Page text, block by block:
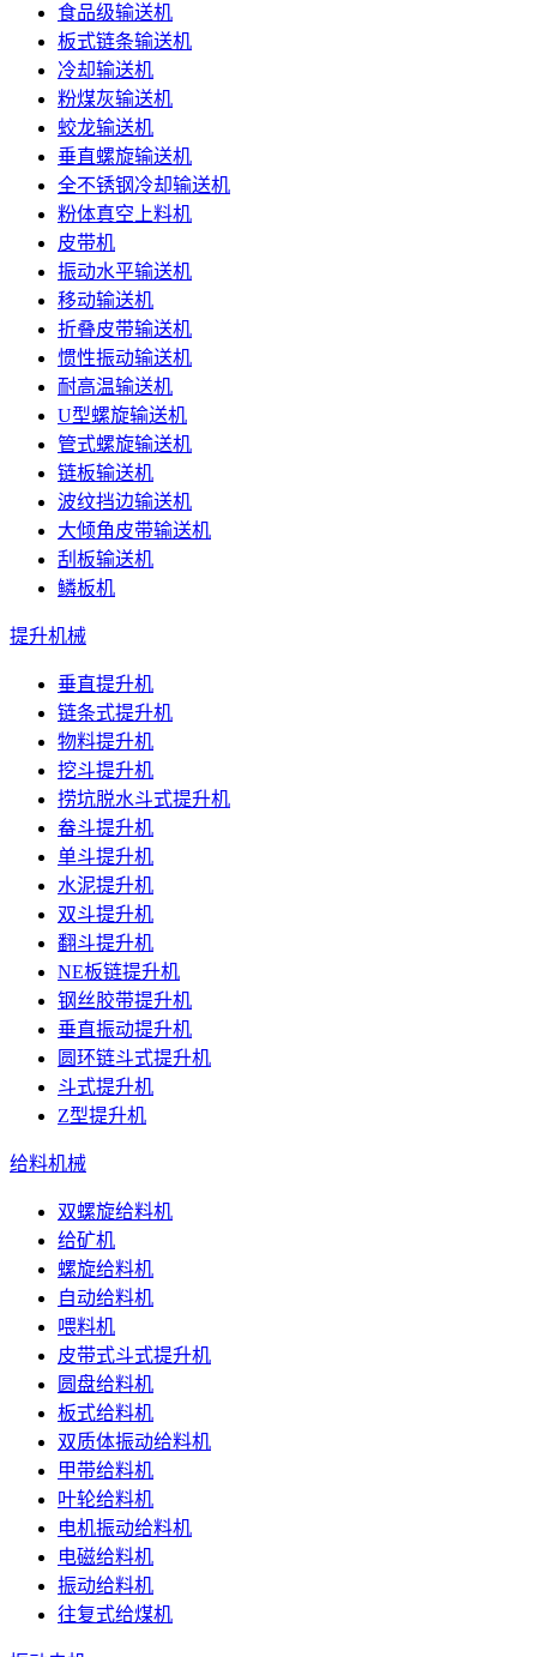
食品级输送机
板式链条输送机
冷却输送机
粉煤灰输送机
蛟龙输送机
垂直螺旋输送机
全不锈钢冷却输送机
粉体真空上料机
皮带机
振动水平输送机
移动输送机
折叠皮带输送机
惯性振动输送机
耐高温输送机
U型螺旋输送机
管式螺旋输送机
链板输送机
波纹挡边输送机
大倾角皮带输送机
刮板输送机
鳞板机
提升机械
垂直提升机
链条式提升机
物料提升机
挖斗提升机
捞坑脱水斗式提升机
畚斗提升机
单斗提升机
水泥提升机
双斗提升机
翻斗提升机
NE板链提升机
钢丝胶带提升机
垂直振动提升机
圆环链斗式提升机
斗式提升机
Z型提升机
给料机械
双螺旋给料机
给矿机
螺旋给料机
自动给料机
喂料机
皮带式斗式提升机
圆盘给料机
板式给料机
双质体振动给料机
甲带给料机
叶轮给料机
电机振动给料机
电磁给料机
振动给料机
往复式给煤机